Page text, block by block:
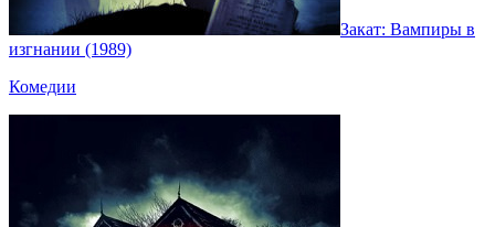
Закат: Вампиры в
изгнании (1989)
Комедии